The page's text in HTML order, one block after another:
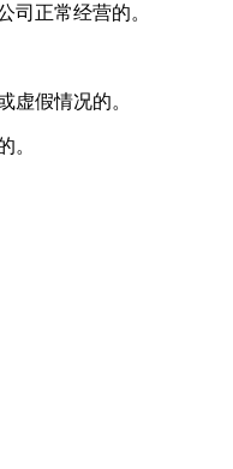
司正常经营的。
虚假情况的。
。